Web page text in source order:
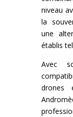
niveau
la
une
établis
Avec
drones